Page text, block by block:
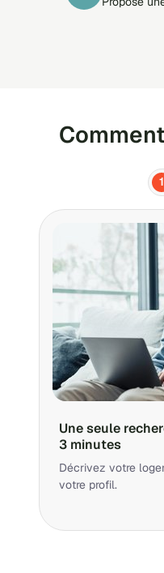
1
Une seule
3 minutes
Décrivez votre
votre profil.